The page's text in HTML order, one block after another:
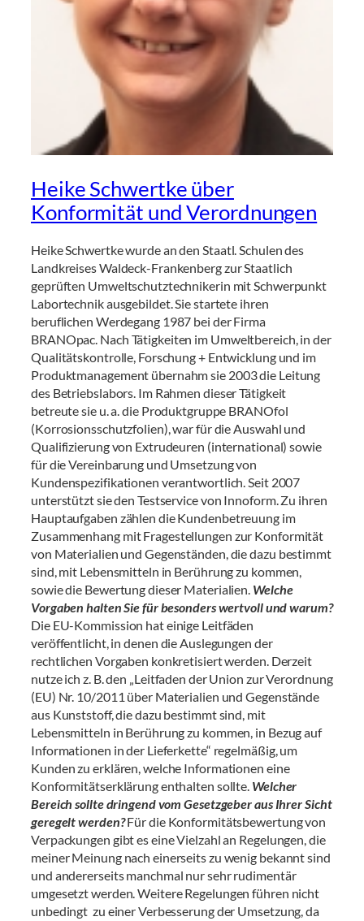
Heike Schwertke über
Konformität und Verordnungen
Heike Schwertke wurde an den Staatl. Schulen des
Landkreises Waldeck-Frankenberg zur Staatlich
geprüften Umweltschutztechnikerin mit Schwerpunkt
Labortechnik ausgebildet. Sie startete ihren
beruflichen Werdegang 1987 bei der Firma
BRANOpac. Nach Tätigkeiten im Umweltbereich, in der
Qualitätskontrolle, Forschung + Entwicklung und im
Produktmanagement übernahm sie 2003 die Leitung
des Betriebslabors. Im Rahmen dieser Tätigkeit
betreute sie u. a. die Produktgruppe BRANOfol
(Korrosionsschutzfolien), war für die Auswahl und
Qualifizierung von Extrudeuren (international) sowie
für die Vereinbarung und Umsetzung von
Kundenspezifikationen verantwortlich. Seit 2007
unterstützt sie den Testservice von Innoform. Zu ihren
Hauptaufgaben zählen die Kundenbetreuung im
Zusammenhang mit Fragestellungen zur Konformität
von Materialien und Gegenständen, die dazu bestimmt
sind, mit Lebensmitteln in Berührung zu kommen,
sowie die Bewertung dieser Materialien. Welche
Vorgaben halten Sie für besonders wertvoll und warum?
Die EU-Kommission hat einige Leitfäden
veröffentlicht, in denen die Auslegungen der
rechtlichen Vorgaben konkretisiert werden. Derzeit
nutze ich z. B. den „Leitfaden der Union zur Verordnung
(EU) Nr. 10/2011 über Materialien und Gegenstände
aus Kunststoff, die dazu bestimmt sind, mit
Lebensmitteln in Berührung zu kommen, in Bezug auf
Informationen in der Lieferkette“ regelmäßig, um
Kunden zu erklären, welche Informationen eine
Konformitätserklärung enthalten sollte. Welcher
Bereich sollte dringend vom Gesetzgeber aus Ihrer Sicht
geregelt werden?Für die Konformitätsbewertung von
Verpackungen gibt es eine Vielzahl an Regelungen, die
meiner Meinung nach einerseits zu wenig bekannt sind
und andererseits manchmal nur sehr rudimentär
umgesetzt werden. Weitere Regelungen führen nicht
unbedingt zu einer Verbesserung der Umsetzung, da